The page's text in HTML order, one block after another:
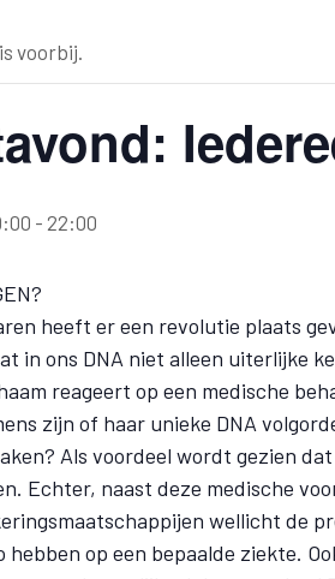
voorbij.
- 22:00
heeft er een revolutie plaats
in ons DNA niet alleen uiterlijke
reageert op een medische
zijn of haar unieke DNA
Als voordeel wordt gezien
Echter, naast deze medische
wellicht de
hebben op een bepaalde ziekte.